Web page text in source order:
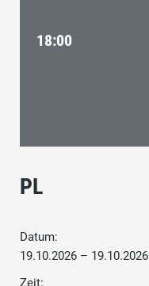
18:00
PL
Datum:
19.10.2026 – 19.10.2026
Zeit: